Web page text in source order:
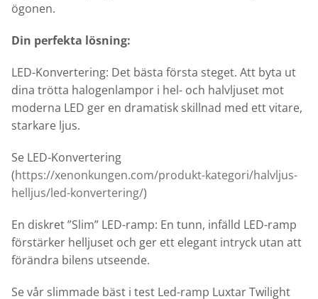
ögonen.
Din perfekta lösning:
LED-Konvertering: Det bästa första steget. Att byta ut
dina trötta halogenlampor i hel- och halvljuset mot
moderna LED ger en dramatisk skillnad med ett vitare,
starkare ljus.
Se LED-Konvertering
(https://xenonkungen.com/produkt-kategori/halvljus-
helljus/led-konvertering/)
En diskret ”Slim” LED-ramp: En tunn, infälld LED-ramp
förstärker helljuset och ger ett elegant intryck utan att
förändra bilens utseende.
Se vår slimmade bäst i test Led-ramp Luxtar Twilight